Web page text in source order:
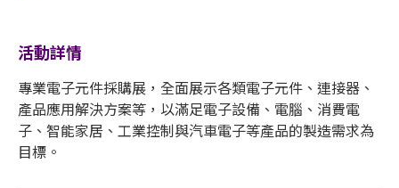
活動詳情
專業電子元件採購展，全面展示各類電子元件、連接器、
產品應用解決方案等，以滿足電子設備、電腦、消費電
子、智能家居、工業控制與汽車電子等產品的製造需求為
目標。